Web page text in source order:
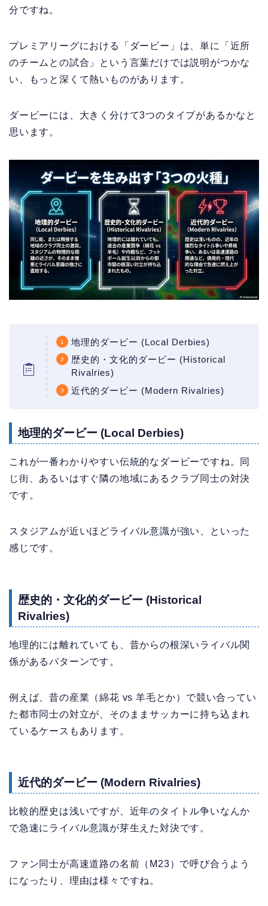
分ですね。
プレミアリーグにおける「ダービー」は、単に「近所
のチームとの試合」という言葉だけでは説明がつかな
い、もっと深くて熱いものがあります。
ダービーには、大きく分けて3つのタイプがあるかなと
思います。
地理的ダービー (Local Derbies)
歴史的・文化的ダービー (Historical
Rivalries)
近代的ダービー (Modern Rivalries)
地理的ダービー (Local Derbies)
これが一番わかりやすい伝統的なダービーですね。同
じ街、あるいはすぐ隣の地域にあるクラブ同士の対決
です。
スタジアムが近いほどライバル意識が強い、といった
感じです。
歴史的・文化的ダービー (Historical
Rivalries)
地理的には離れていても、昔からの根深いライバル関
係があるパターンです。
例えば、昔の産業（綿花 vs 羊毛とか）で競い合ってい
た都市同士の対立が、そのままサッカーに持ち込まれ
ているケースもあります。
近代的ダービー (Modern Rivalries)
比較的歴史は浅いですが、近年のタイトル争いなんか
で急速にライバル意識が芽生えた対決です。
ファン同士が高速道路の名前（M23）で呼び合うよう
になったり、理由は様々ですね。